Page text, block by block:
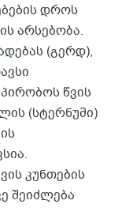
დროს
არსებობა.
(გერდ),
წვის
(სტერნუმი)
კუნთების
შეიძლება